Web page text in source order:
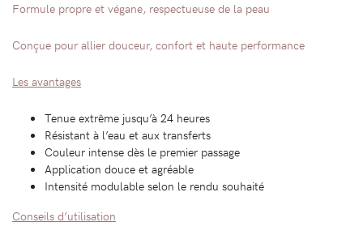
Formule propre et végane, respectueuse de la peau
Conçue pour allier douceur, confort et haute performance
Les avantages
Tenue extrême jusqu’à 24 heures
Résistant à l’eau et aux transferts
Couleur intense dès le premier passage
Application douce et agréable
Intensité modulable selon le rendu souhaité
Conseils d’utilisation